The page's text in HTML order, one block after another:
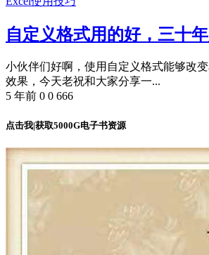
自定义格式用的好，三十
小伙伴们好啊，使用自定义格式能够改
效果，今天老祝和大家分享一...
5 年前 0 0 666
点击我|获取5000G电子书资源